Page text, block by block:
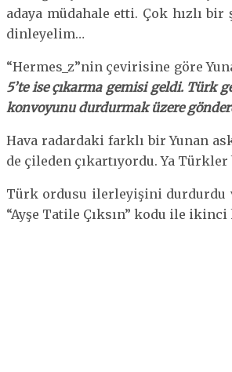
adaya müdahale etti. Çok hızlı
dinleyelim…
“Hermes_z”nin çevirisine göre
5’te ise çıkarma gemisi geldi. Türk
konvoyunu durdurmak üzere
Hava radardaki farklı bir Yunan
de çileden çıkartıyordu. Ya
Türk ordusu ilerleyişini durdurdu
“Ayşe Tatile Çıksın” kodu ile